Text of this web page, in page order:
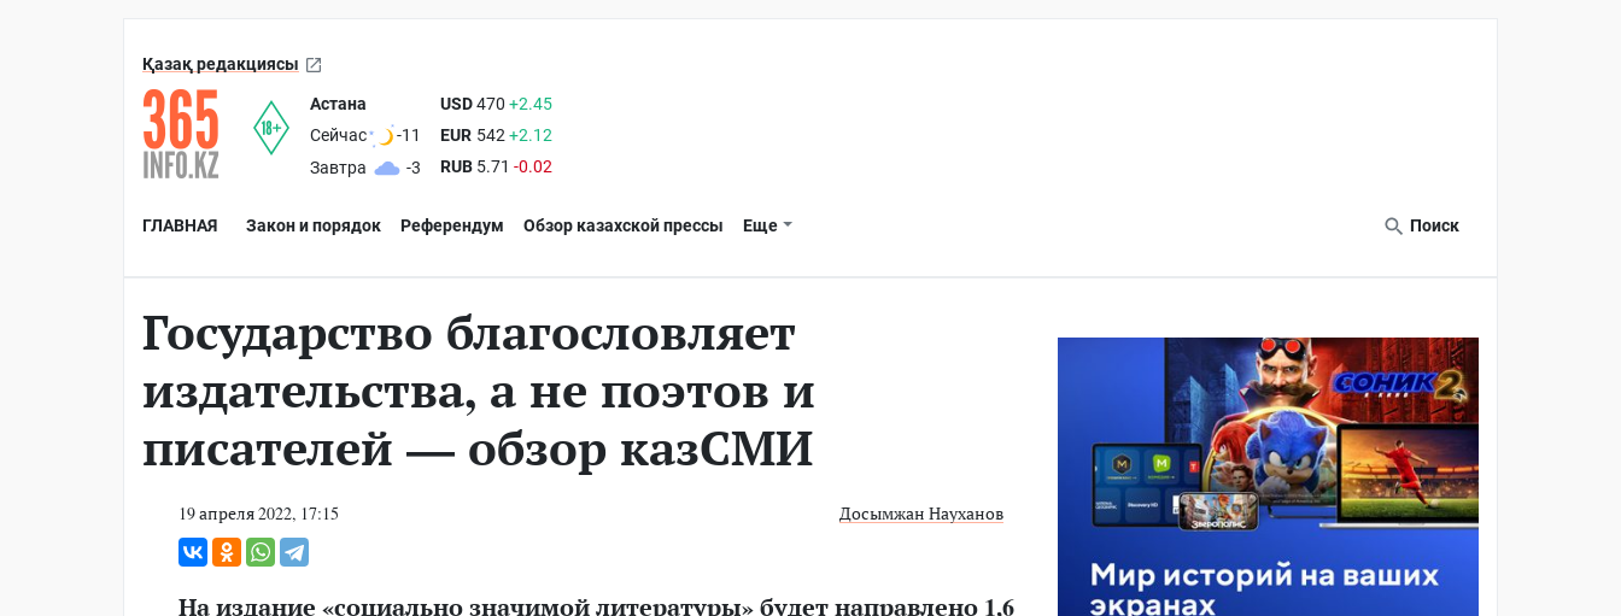
Қазақ редакциясы
Астана
Сейчас
-11
Завтра
-3
USD470 +2.45
EUR 542 +2.12
RUB 5.71 -0.02
ГЛАВНАЯ Закон и порядок Референдум Обзор казахской прессы Еще Поиск
Государство благословляет
издательства, а не поэтов и
писателей — обзор казСМИ
19 апреля 2022, 17:15 Досымжан Науханов
На издание «социально значимой литературы» будет направлено 1,6